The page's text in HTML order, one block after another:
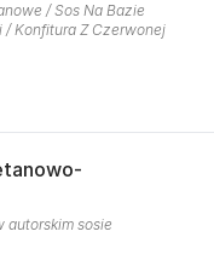
/ Sos Na Bazie
/ Konfitura Z Czerwonej
autorskim sosie